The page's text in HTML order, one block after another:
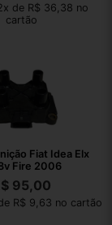
de R$ 36,38 no
cartão
Fiat Idea Elx
Fire 2006
95,00
R$ 9,63 no cartão